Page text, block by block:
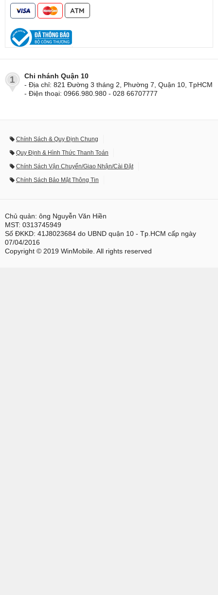
1
Chi nhánh Quận 10
- Địa chỉ: 821 Đường 3 tháng 2, Phường 7, Quận 10, TpHCM
- Điện thoại: 0966.980.980 - 028 66707777
Chính Sách & Quy Định Chung
Quy Định & Hình Thức Thanh Toán
Chính Sách Vận Chuyển/Giao Nhận/Cài Đặt
Chính Sách Bảo Mật Thông Tin
Chủ quản: ông Nguyễn Văn Hiền
MST: 0313745949
Số ĐKKD: 41J8023684 do UBND quận 10 - Tp.HCM cấp ngày
07/04/2016
Copyright © 2019 WinMobile. All rights reserved